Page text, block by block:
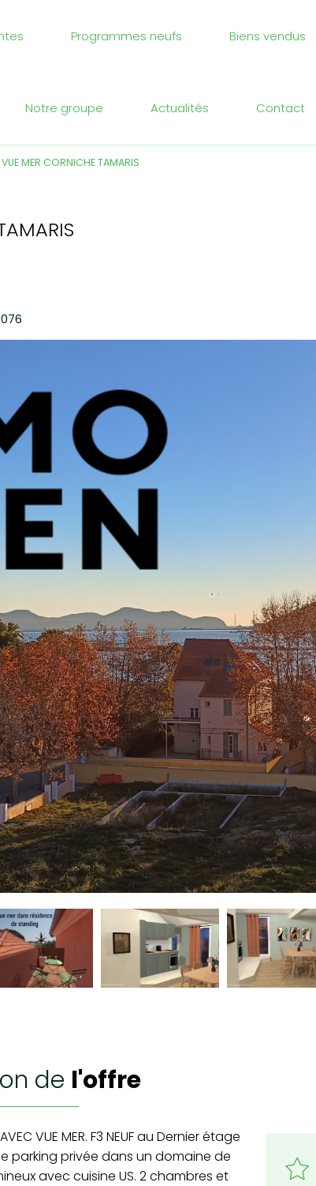
Programmes neufs Biens vendus
Notre groupe Actualités Contact
MER CORNICHE TAMARIS
de l'offre
VUE MER. F3 NEUF au Dernier étage
parking privée dans un domaine de
avec cuisine US. 2 chambres et